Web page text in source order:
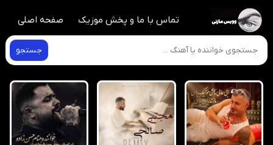
تماس با ما و پخش موزیک صفحه اصلی
جستجو